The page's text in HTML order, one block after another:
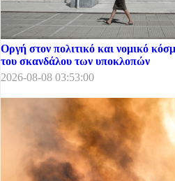
Οργή στον πολιτικό και νομικό
του σκανδάλου των υποκλοπών
2026-08-08 03:53:00